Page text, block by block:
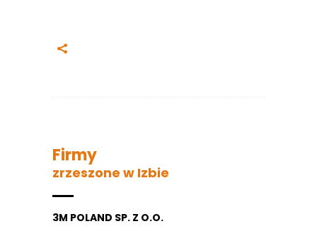
Firmy
zrzeszone w Izbie
3M POLAND SP. Z O.O.